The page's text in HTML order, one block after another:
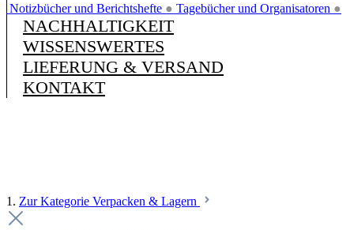
Notizbücher und Berichtshefte ● Tagebücher und Organisatoren ●
NACHHALTIGKEIT
WISSENSWERTES
LIEFERUNG & VERSAND
KONTAKT
1. Zur Kategorie Verpacken & Lagern